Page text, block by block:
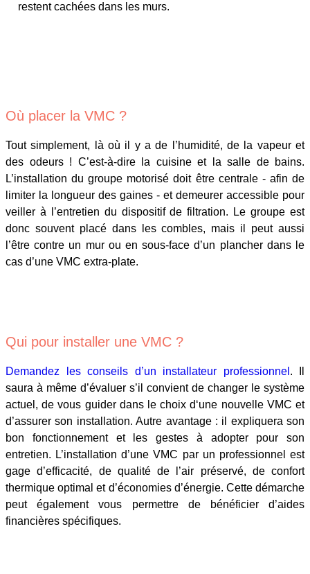
restent cachées dans les murs.
Où placer la VMC ?
Tout simplement, là où il y a de l’humidité, de la vapeur et
des odeurs ! C’est-à-dire la cuisine et la salle de bains.
L’installation du groupe motorisé doit être centrale - afin de
limiter la longueur des gaines - et demeurer accessible pour
veiller à l’entretien du dispositif de filtration. Le groupe est
donc souvent placé dans les combles, mais il peut aussi
l’être contre un mur ou en sous-face d’un plancher dans le
cas d’une VMC extra-plate.
Qui pour installer une VMC ?
Demandez les conseils d’un installateur professionnel . Il
saura à même d’évaluer s’il convient de changer le système
actuel, de vous guider dans le choix d‘une nouvelle VMC et
d’assurer son installation. Autre avantage : il expliquera son
bon fonctionnement et les gestes à adopter pour son
entretien. L’installation d’une VMC par un professionnel est
gage d’efficacité, de qualité de l’air préservé, de confort
thermique optimal et d’économies d’énergie. Cette démarche
peut également vous permettre de bénéficier d’aides
financières spécifiques.